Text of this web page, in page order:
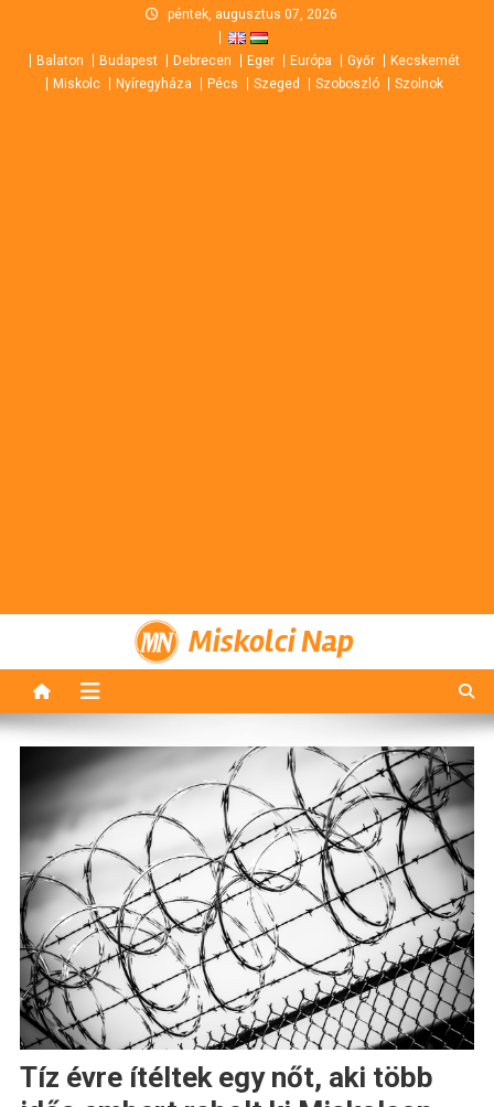
content
péntek, augusztus 07, 2026
Balaton Budapest Debrecen Eger Európa Győr
Kecskemét
Miskolc
Nyíregyháza Pécs Szeged Szoboszló Szolnok
Miskolci Nap
Tíz évre ítéltek egy nőt, aki több